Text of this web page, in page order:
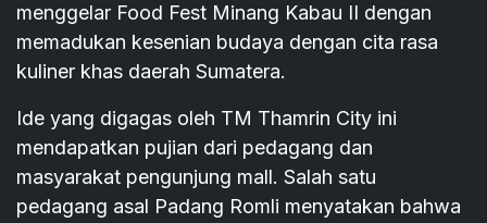
menggelar Food Fest Minang Kabau II dengan
memadukan kesenian budaya dengan cita rasa
kuliner khas daerah Sumatera.
Ide yang digagas oleh TM Thamrin City ini
mendapatkan pujian dari pedagang dan
masyarakat pengunjung mall. Salah satu
pedagang asal Padang Romli menyatakan bahwa